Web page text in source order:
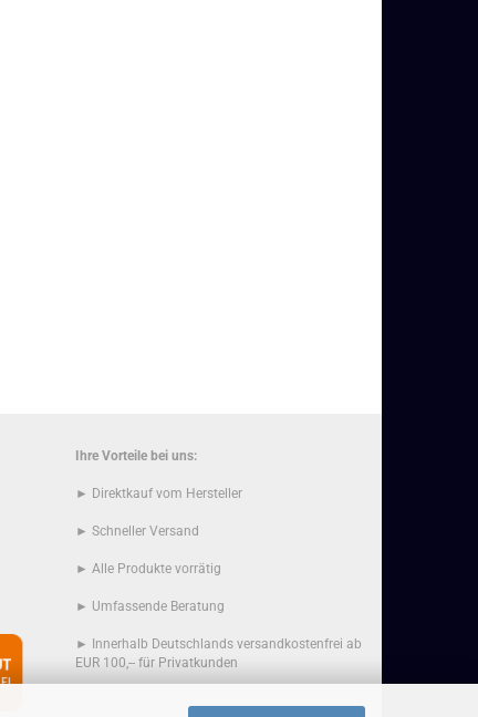
Ihre Vorteile bei uns:
► Direktkauf vom Hersteller
► Schneller Versand
► Alle Produkte vorrätig
► Umfassende Beratung
► Innerhalb Deutschlands versandkostenfrei ab
EUR 100,-- für Privatkunden